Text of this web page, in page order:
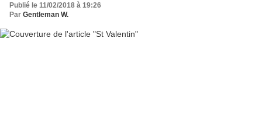
Publié le 11/02/2018 à 19:26
Par Gentleman W.